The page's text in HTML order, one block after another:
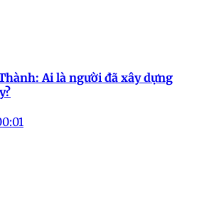
Ai là người đã xây dựng